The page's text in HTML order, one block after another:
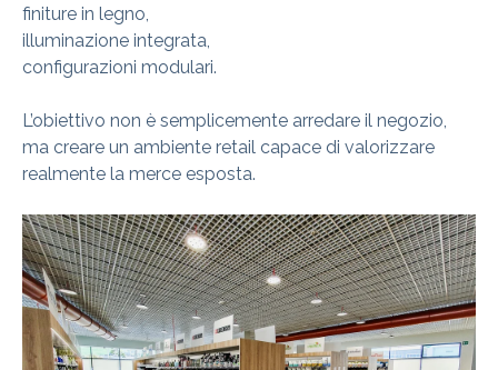
finiture in legno,
illuminazione integrata,
configurazioni modulari.
L’obiettivo non è semplicemente arredare il negozio,
ma creare un ambiente retail capace di valorizzare
realmente la merce esposta.